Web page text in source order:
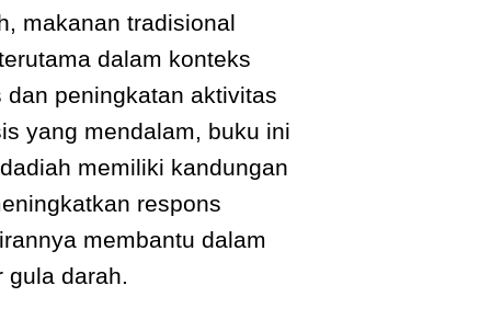
makanan tradisional
dalam konteks
peningkatan aktivitas
yang mendalam, buku ini
memiliki kandungan
respons
membantu dalam
gula darah.